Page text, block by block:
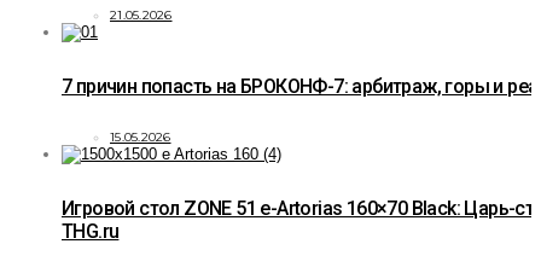
21.05.2026
7 причин попасть на БРОКОНФ-7: арбитраж, горы и
15.05.2026
Игровой стол ZONE 51 e-Artorias 160×70 Black: Царь-
THG.ru